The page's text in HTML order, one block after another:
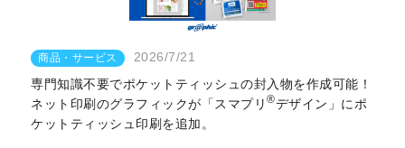
商品・サービス
2026/7/21
専門知識不要でポケットティッシュの封入物を作成可能！
ネット印刷のグラフィックが「スマプリ ®デザイン」にポ
ケットティッシュ印刷を追加。